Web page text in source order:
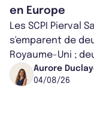
en Europe
Les SCPI Pierval
s'emparent de
Royaume-Uni ;
partenariat. Ces
Aurore
04/08/26